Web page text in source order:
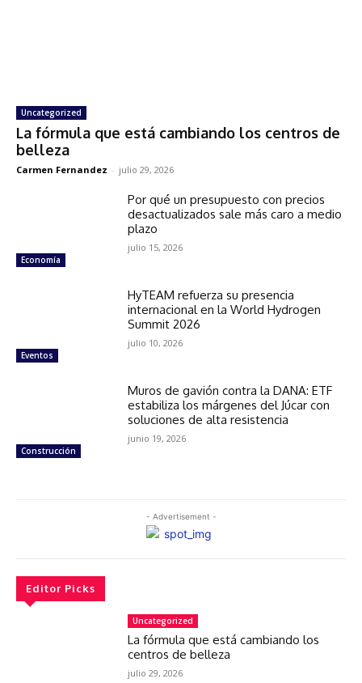
Uncategorized
La fórmula que está cambiando los centros de
belleza
Carmen Fernandez - julio 29, 2026
Economía
Por qué un presupuesto con precios
desactualizados sale más caro a medio
plazo
julio 15, 2026
Eventos
HyTEAM refuerza su presencia
internacional en la World Hydrogen
Summit 2026
julio 10, 2026
Construcción
Muros de gavión contra la DANA: ETF
estabiliza los márgenes del Júcar con
soluciones de alta resistencia
junio 19, 2026
- Advertisement -
Editor Picks
Uncategorized
La fórmula que está cambiando los
centros de belleza
julio 29, 2026